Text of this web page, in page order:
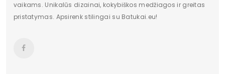
vaikams. Unikalūs dizainai, kokybiškos medžiagos ir greitas
pristatymas. Apsirenk stilingai su Batukai.eu!